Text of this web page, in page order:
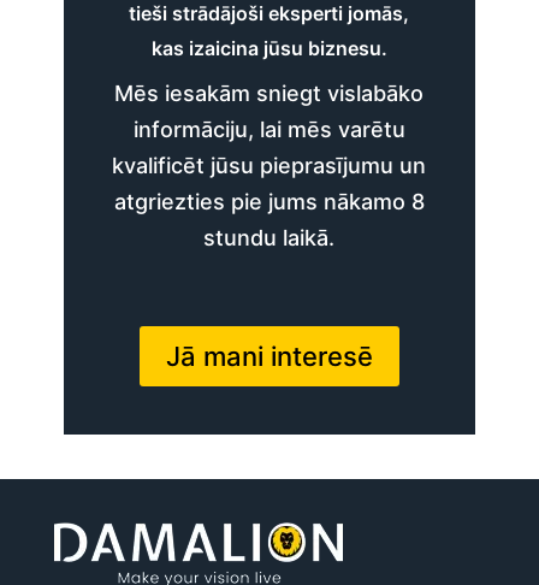
tieši strādājoši eksperti jomās,
kas izaicina jūsu biznesu.
Mēs iesakām sniegt vislabāko
informāciju, lai mēs varētu
kvalificēt jūsu pieprasījumu un
atgriezties pie jums nākamo 8
stundu laikā.
Jā mani interesē